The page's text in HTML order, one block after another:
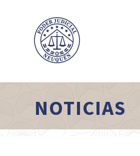
NOTICIAS